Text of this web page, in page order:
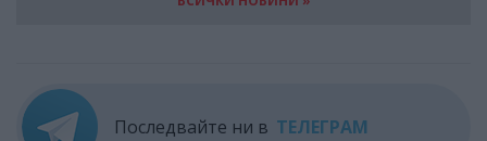
Последвайте ни в ТЕЛЕГРАМ